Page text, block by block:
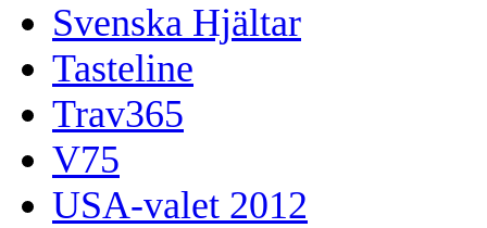
Svenska Hjältar
Tasteline
Trav365
V75
USA-valet 2012